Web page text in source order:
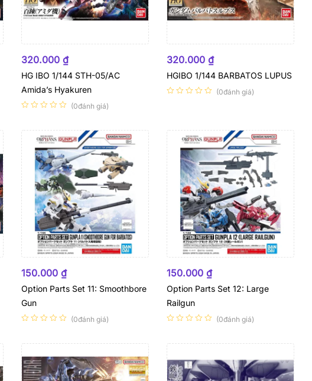
320.000 ₫
HG IBO 1/144 STH-05/AC
Amida’s Hyakuren
(0đánh giá)
320.000 ₫
HGIBO 1/144 BARBATOS LUPUS
(0đánh giá)
150.000 ₫
Option Parts Set 11: Smoothbore
Gun
(0đánh giá)
150.000 ₫
Option Parts Set 12: Large
Railgun
(0đánh giá)